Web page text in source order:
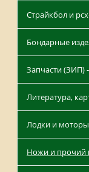
Страйкбол и
Бондарные
Запчасти (ЗИП)
Литература,
Лодки и моторы
Ножи и прочий